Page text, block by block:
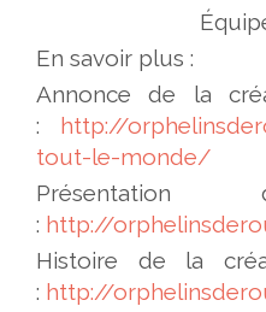
En savoir plus :
Annonce de la
: http://
tout-le-monde/
Présentation
: http://
Histoire de la
: http://